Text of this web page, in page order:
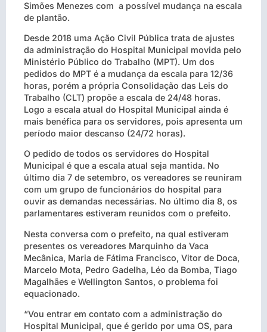
Simões Menezes com a possível mudança na escala
de plantão.
Desde 2018 uma Ação Civil Pública trata de ajustes
da administração do Hospital Municipal movida pelo
Ministério Público do Trabalho (MPT). Um dos
pedidos do MPT é a mudança da escala para 12/36
horas, porém a própria Consolidação das Leis do
Trabalho (CLT) propõe a escala de 24/48 horas.
Logo a escala atual do Hospital Municipal ainda é
mais benéfica para os servidores, pois apresenta um
período maior descanso (24/72 horas).
O pedido de todos os servidores do Hospital
Municipal é que a escala atual seja mantida. No
último dia 7 de setembro, os vereadores se reuniram
com um grupo de funcionários do hospital para
ouvir as demandas necessárias. No último dia 8, os
parlamentares estiveram reunidos com o prefeito.
Nesta conversa com o prefeito, na qual estiveram
presentes os vereadores Marquinho da Vaca
Mecânica, Maria de Fátima Francisco, Vitor de Doca,
Marcelo Mota, Pedro Gadelha, Léo da Bomba, Tiago
Magalhães e Wellington Santos, o problema foi
equacionado.
“Vou entrar em contato com a administração do
Hospital Municipal, que é gerido por uma OS, para